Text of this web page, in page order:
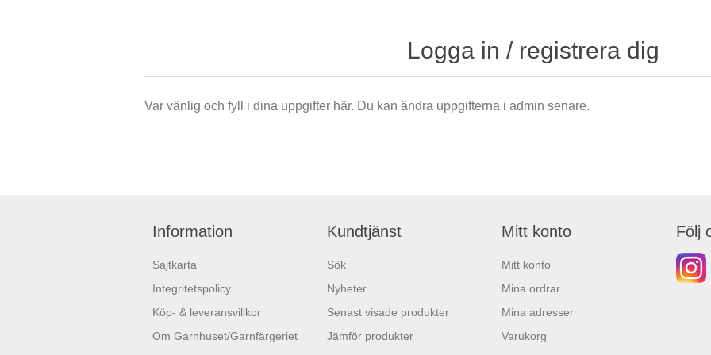
Logga in / registrera dig
Var vänlig och fyll i dina uppgifter här. Du kan ändra uppgifterna i admin senare.
Information
Sajtkarta
Integritetspolicy
Köp- & leveransvillkor
Om Garnhuset/Garnfärgeriet
Kundtjänst
Sök
Nyheter
Senast visade produkter
Jämför produkter
Mitt konto
Mitt konto
Mina ordrar
Mina adresser
Varukorg
Följ